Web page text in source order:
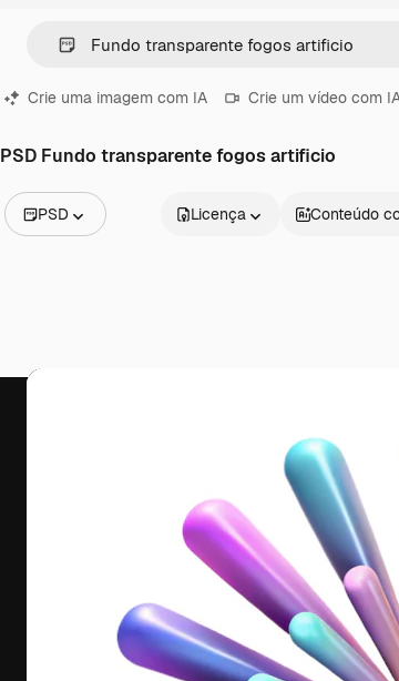
Crie uma imagem com IA Crie um vídeo com
PSD Fundo transparente fogos artificio
PSD
Vídeos
Licença Conteúdo
A plataforma criativa para você direcionar
seu melhor trabalho. Mais de 1 milhão de
assinantes entre criativos, empresas,
agências e estúdios.
Português